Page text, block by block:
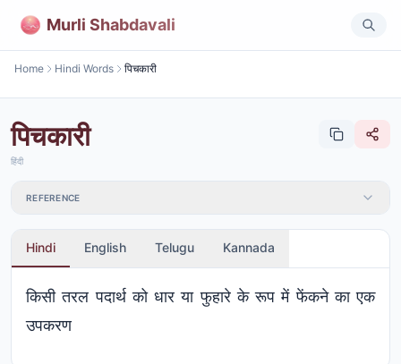
Murli Shabdavali
Home Hindi Words पिचकारी
पिचकारी
हिंदी
REFERENCE
Hindi English Telugu Kannada
किसी तरल पदार्थ को धार या फुहारे के रूप में फेंकने का एक
उपकरण